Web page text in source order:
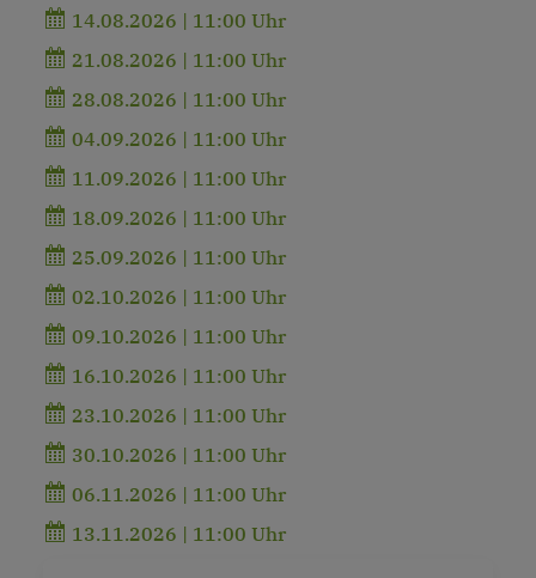
14.08.2026 | 11:00 Uhr
21.08.2026 | 11:00 Uhr
28.08.2026 | 11:00 Uhr
04.09.2026 | 11:00 Uhr
11.09.2026 | 11:00 Uhr
18.09.2026 | 11:00 Uhr
25.09.2026 | 11:00 Uhr
02.10.2026 | 11:00 Uhr
09.10.2026 | 11:00 Uhr
16.10.2026 | 11:00 Uhr
23.10.2026 | 11:00 Uhr
30.10.2026 | 11:00 Uhr
06.11.2026 | 11:00 Uhr
13.11.2026 | 11:00 Uhr